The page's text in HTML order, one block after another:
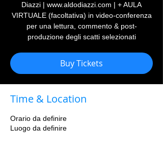
Diazzi | www.aldodiazzi.com | + AULA
VIRTUALE (facoltativa) in video-conferenza
per una lettura, commento & post-
produzione degli scatti selezionati
Buy Tickets
Time & Location
Orario da definire
Luogo da definire